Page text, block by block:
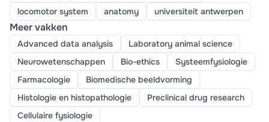
locomotor system
anatomy universiteit antwerpen
Meer vakken
Advanced data analysis
Laboratory animal science
Neurowetenschappen
Bio-ethics
Systeemfysiologie
Farmacologie
Biomedische beeldvorming
Histologie en histopathologie
Preclinical drug research
Cellulaire fysiologie